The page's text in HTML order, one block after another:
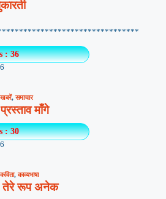
: 36
खबरें,समाचार
माँगे
: 30
कविता,काव्यभाषा
तेरे रूप अनेक